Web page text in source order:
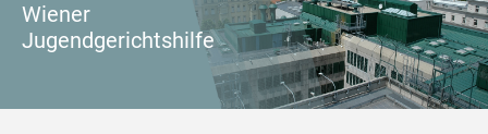
Wiener
Jugendgerichtshilfe